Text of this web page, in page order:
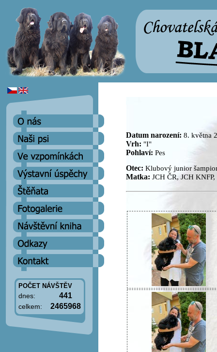
POČET NÁVŠTĚV
dnes: 441
celkem: 2465968
Datum narození: 8. května
Vrh: "I"
Pohlaví: Pes
Otec: Klubový junior
Matka: JCH ČR, JCH